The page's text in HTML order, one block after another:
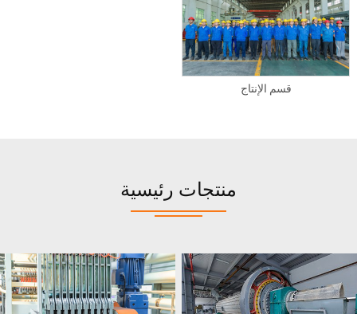
قسم الإنتاج
منتجات رئيسية